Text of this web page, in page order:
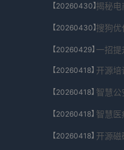
【20260430】
【20260430】
【20260429】一招提
【20260418】
【20260418】
【20260418】
【20260418】